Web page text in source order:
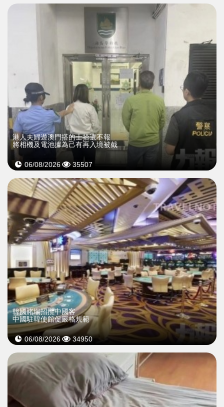
​港人夫婦遊澳門搭的士拾遺不報
將相機及電池據為己有再入境被截
06/08/2026 35507
韓國賭場招攬中國客
中國駐韓使館促嚴格規範
06/08/2026 34950